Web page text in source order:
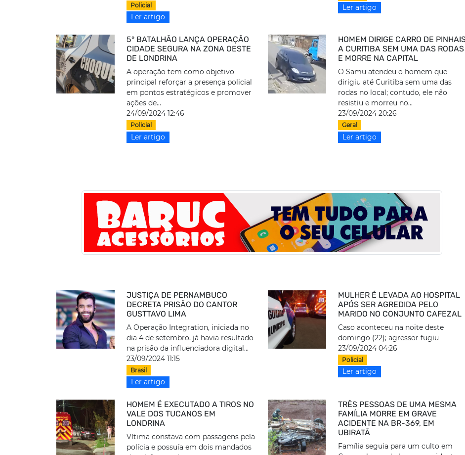
Policial
Ler artigo
Ler artigo
5° BATALHÃO LANÇA OPERAÇÃO
CIDADE SEGURA NA ZONA OESTE
DE LONDRINA
A operação tem como objetivo
principal reforçar a presença policial
em pontos estratégicos e promover
ações de...
24/09/2024 12:46
Policial
Ler artigo
HOMEM DIRIGE CARRO DE
A CURITIBA SEM UMA DAS RODAS
E MORRE NA CAPITAL
O Samu atendeu o homem que
dirigiu até Curitiba sem uma das
rodas no local; contudo, ele não
resistiu e morreu no...
23/09/2024 20:26
Geral
Ler artigo
JUSTIÇA DE PERNAMBUCO
DECRETA PRISÃO DO CANTOR
GUSTTAVO LIMA
A Operação Integration, iniciada no
dia 4 de setembro, já havia resultado
na prisão da influenciadora digital...
23/09/2024 11:15
Brasil
Ler artigo
MULHER É LEVADA AO HOSPITAL
APÓS SER AGREDIDA PELO
MARIDO NO CONJUNTO CAFEZAL
Caso aconteceu na noite deste
domingo (22); agressor fugiu
23/09/2024 04:26
Policial
Ler artigo
HOMEM É EXECUTADO A TIROS NO
VALE DOS TUCANOS EM
LONDRINA
Vítima constava com passagens pela
polícia e possuía em dois mandados
TRÊS PESSOAS DE UMA MESMA
FAMÍLIA MORRE EM GRAVE
ACIDENTE NA BR-369, EM
UBIRATÃ
Família seguia para um culto em